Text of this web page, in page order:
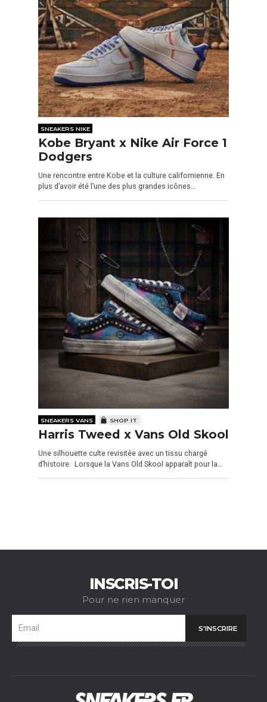
SNEAKERS NIKE
Kobe Bryant x Nike Air Force 1
Dodgers
Une rencontre entre Kobe et la culture californienne. En
plus d’avoir été l’une des plus grandes icônes…
SNEAKERS VANS SHOP IT
Harris Tweed x Vans Old Skool
Une silhouette culte revisitée avec un tissu chargé
d’histoire. Lorsque la Vans Old Skool apparaît pour la…
INSCRIS-TOI
Pour ne rien manquer